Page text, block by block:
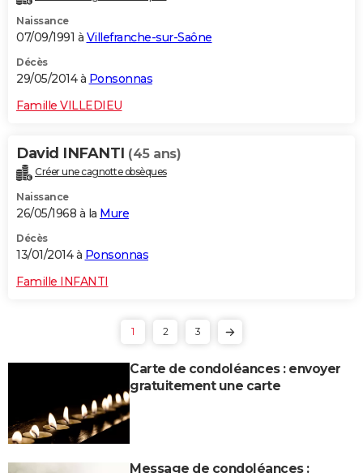
Naissance
07/09/1991 à Villefranche-sur-Saône
Décès
29/05/2014 à Ponsonnas
Famille VILLEDIEU
David INFANTI (45 ans)
Créer une cagnotte obsèques
Naissance
26/05/1968 à la Mure
Décès
13/01/2014 à Ponsonnas
Famille INFANTI
1 2 3
Carte de condoléances : envoyer
gratuitement une carte
Message de condoléances :